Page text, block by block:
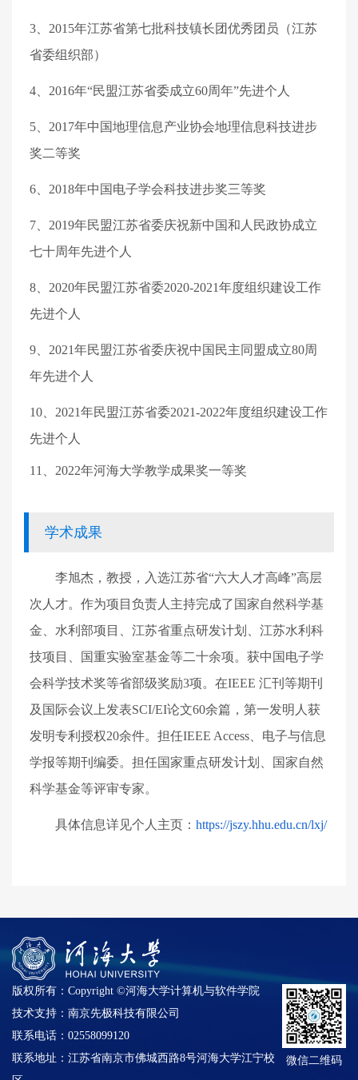
3 2015年江苏省第七批科技镇长团优秀团员（江苏
省委组织部）
4 2016年“民盟江苏省委成立60周年”先进个人
5 2017年中国地理信息产业协会地理信息科技进步
奖二等奖
6 2018年中国电子学会科技进步奖三等奖
7 2019年民盟江苏省委庆祝新中国和人民政协成立
七十周年先进个人
8 2020年民盟江苏省委2020-2021年度组织建设工作
先进个人
9 2021年民盟江苏省委庆祝中国民主同盟成立80周
年先进个人
10 2021年民盟江苏省委2021-2022年度组织建设工作
先进个人
11 2022年河海大学教学成果奖一等奖
学术成果
李旭杰，教授，入选江苏省“六大人才高峰”高层
次人才。作为项目负责人主持完成了国家自然科学基
金、水利部项目、江苏省重点研发计划、江苏水利科
技项目、国重实验室基金等二十余项。获中国电子学
会科学技术奖等省部级奖励3项。在IEEE 汇刊等期刊
及国际会议上发表SCI/EI论文60余篇，第一发明人获
发明专利授权20余件。担任IEEE Access 、电子与信息
学报等期刊编委。担任国家重点研发计划、国家自然
科学基金等评审专家。
具体信息详见个人主页： https://jszy.hhu.edu.cn/lxj/
版权所有：Copyright ©河海大学计算机与软件学院
技术支持：南京先极科技有限公司
联系电话：02558099120
联系地址：江苏省南京市佛城西路8号河海大学江宁校
微信二维码